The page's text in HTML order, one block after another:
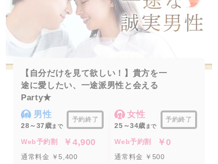
【自分だけを見て欲しい！】貴方を一
途に愛したい、一途派男性と会える
Party★
男性
28～37歳まで
予約終了
Web予約割 ￥4,900
通常料金 ￥5,400
女性
25～34歳 まで
予約終了
Web予約割 ￥0
通常料金 ￥500